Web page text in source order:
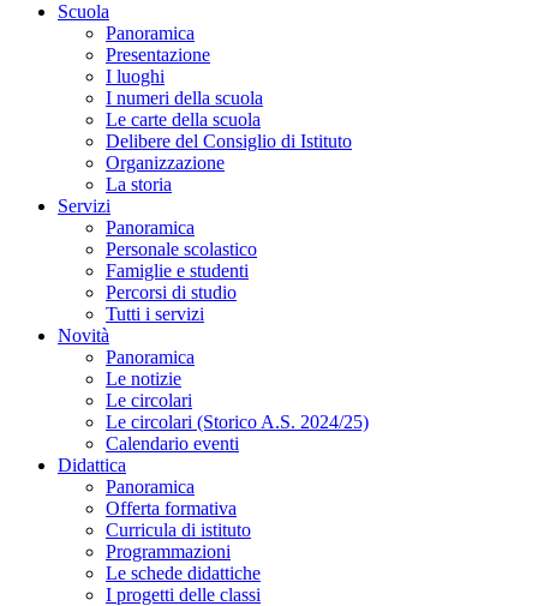
Scuola
Panoramica
Presentazione
I luoghi
I numeri della scuola
Le carte della scuola
Delibere del Consiglio di Istituto
Organizzazione
La storia
Servizi
Panoramica
Personale scolastico
Famiglie e studenti
Percorsi di studio
Tutti i servizi
Novità
Panoramica
Le notizie
Le circolari
Le circolari (Storico A.S. 2024/25)
Calendario eventi
Didattica
Panoramica
Offerta formativa
Curricula di istituto
Programmazioni
Le schede didattiche
I progetti delle classi